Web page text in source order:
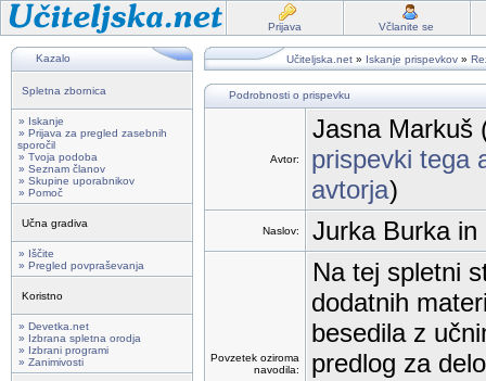
Prijava Včlanite se
Kazalo
Spletna zbornica
» Iskanje
» Prijava za pregled zasebnih
sporočil
» Tvoja podoba
» Seznam članov
» Skupine uporabnikov
» Pomoč
Učna gradiva
» Iščite
» Pregled povpraševanja
Koristno
» Devetka.net
» Izbrana spletna orodja
» Izbrani programi
» Zanimivosti
Učiteljska.net » Iskanje prispevkov »
Podrobnosti o prispevku
Avtor:
Jasna Markuš
prispevki tega
avtorja)
Naslov: Jurka Burka in
Povzetek oziroma
navodila:
Na tej spletni
dodatnih
besedila z
predlog za